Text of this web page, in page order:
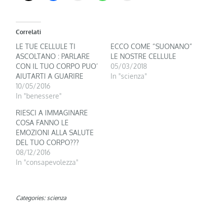
Correlati
LE TUE CELLULE TI
ASCOLTANO : PARLARE
CON IL TUO CORPO PUO’
AIUTARTI A GUARIRE
10/05/2016
In "benessere"
ECCO COME “SUONANO”
LE NOSTRE CELLULE
05/03/2018
In "scienza"
RIESCI A IMMAGINARE
COSA FANNO LE
EMOZIONI ALLA SALUTE
DEL TUO CORPO???
08/12/2016
In "consapevolezza"
Categories: scienza